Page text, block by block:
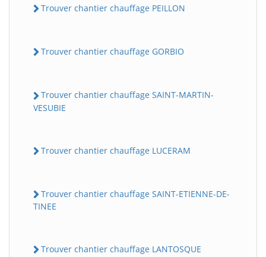
Trouver chantier chauffage PEILLON
Trouver chantier chauffage GORBIO
Trouver chantier chauffage SAINT-MARTIN-
VESUBIE
Trouver chantier chauffage LUCERAM
Trouver chantier chauffage SAINT-ETIENNE-DE-
TINEE
Trouver chantier chauffage LANTOSQUE